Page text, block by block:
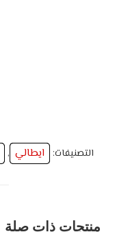
التصنيفات: ايطالي ,
منتجات ذات صلة